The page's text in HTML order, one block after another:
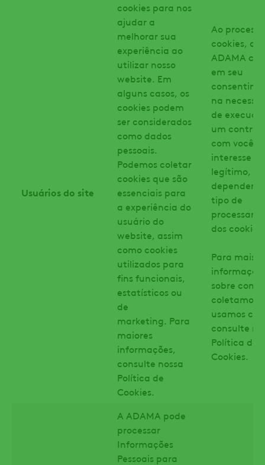
Usuários do site
cookies para nos
ajudar a
melhorar sua
experiência ao
utilizar nosso
website. Em
alguns casos, os
cookies podem
ser considerados
como dados
pessoais.
Podemos coletar
cookies que são
essenciais para
a experiência do
usuário do
website, assim
como cookies
utilizados para
fins funcionais,
estatísticos ou
de
marketing. Para
maiores
informações,
consulte nossa
Política de
Cookies.
Ao
cookies, a
ADAMA
em seu
na
de
um
com você,
interesse
legítimo,
tipo de
dos
Para mais
sobre como
coletamos e
usamos
consulte
Política de
Cookies.
A ADAMA pode
processar
Informações
Pessoais para